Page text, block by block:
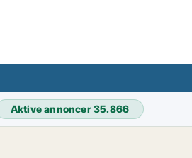
Aktive annoncer35.866